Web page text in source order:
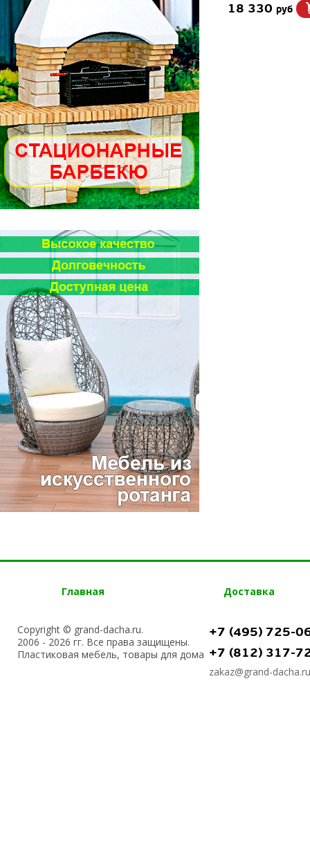
18 330 руб
Главная Доставка
Copyright © grand-dacha.ru.
2006 - 2026 гг. Все права защищены.
Пластиковая мебель, товары для дома
+7 (495) 725-
+7 (812) 317-
zakaz@grand-dacha.ru